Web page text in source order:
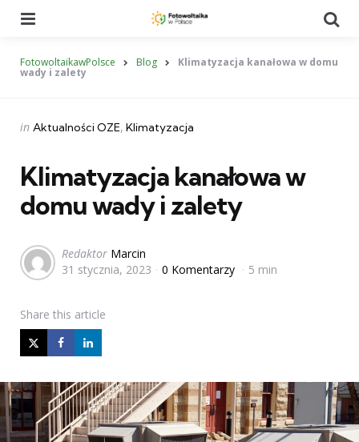
FotowoltaikawPolsce Blog Klimatyzacja kanałowa w domu
wady i zalety
Categories
Posted
in Aktualności OZE Klimatyzacja
Klimatyzacja kanałowa w
domu wady i zalety
Posted
by
Redaktor Marcin
31 stycznia, 2023
0 Komentarzy 5 min
Share this article